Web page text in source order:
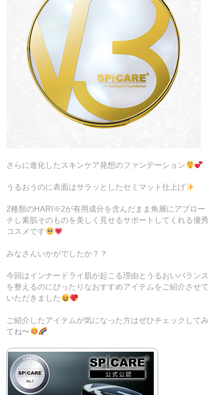
さらに進化したスキンケア発想のファンデーション
うるおうのに表面はサラッとしたセミマット仕上げ
2種類のHARI※2が有用成分を含んだまま角層にアプロー
チし素肌そのものを美しく見せるサポートしてくれる優秀
コスメです
みなさんいかがでしたか？？
今回はインナードライ肌が起こる理由とうるおいバランス
を整えるのにぴったりなおすすめアイテムをご紹介させて
いただきました
ご紹介したアイテムが気になった方はぜひチェックしてみ
てね〜